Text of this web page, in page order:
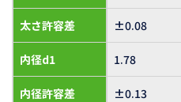
太さ許容差
内径d1
内径許容差
±0.08
1.78
±0.13